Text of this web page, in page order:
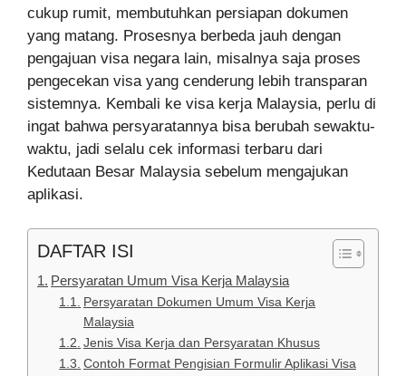
cukup rumit, membutuhkan persiapan dokumen
yang matang. Prosesnya berbeda jauh dengan
pengajuan visa negara lain, misalnya saja proses
pengecekan visa yang cenderung lebih transparan
sistemnya. Kembali ke visa kerja Malaysia, perlu di
ingat bahwa persyaratannya bisa berubah sewaktu-
waktu, jadi selalu cek informasi terbaru dari
Kedutaan Besar Malaysia sebelum mengajukan
aplikasi.
DAFTAR ISI
Persyaratan Umum Visa Kerja Malaysia
Persyaratan Dokumen Umum Visa Kerja
Malaysia
Jenis Visa Kerja dan Persyaratan Khusus
Contoh Format Pengisian Formulir Aplikasi Visa